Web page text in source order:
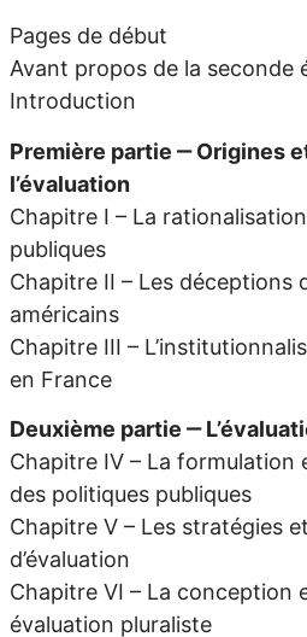
Pages de début
Avant propos de la seconde
Introduction
Première partie ‒ Origines
l’évaluation
Chapitre I – La
publiques
Chapitre II – Les déceptions
américains
Chapitre III –
en France
Deuxième partie ‒
Chapitre IV – La
des politiques publiques
Chapitre V – Les stratégies
d’évaluation
Chapitre VI – La conception
évaluation pluraliste